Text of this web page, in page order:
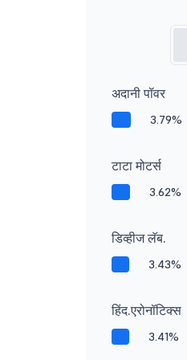
अदानी पॉवर
3.79%
टाटा मोटर्स
3.62%
डिव्हीज लॅब.
3.43%
हिंद.एरोनॉटिक्स
3.41%